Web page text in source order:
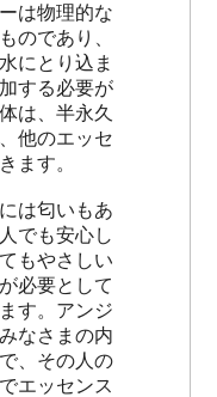
は物理的な
のであり、
にとり込ま
する必要が
は、半永久
他のエッセ
ます。
は匂いもあ
でも安心し
もやさしい
必要として
す。アンジ
なさまの内
、その人の
エッセンス